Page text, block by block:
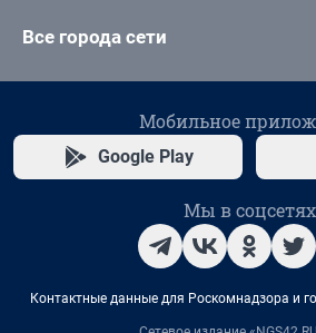
Все города сети
Мобильное
Google Play
Мы в соцсетях
Контактные данные для Роскомнадзора и